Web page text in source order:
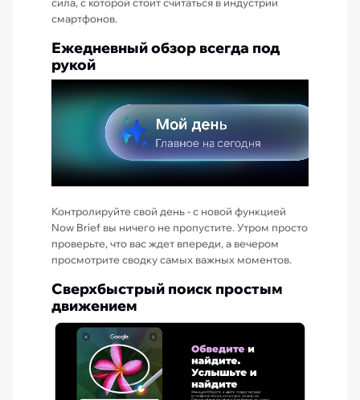
смартфонов.
Ежедневный обзор всегда под
рукой
Контролируйте свой день - с новой функцией
Now Brief вы ничего не пропустите. Утром просто
проверьте, что вас ждет впереди, а вечером
просмотрите сводку самых важных моментов.
Сверхбыстрый поиск простым
движением